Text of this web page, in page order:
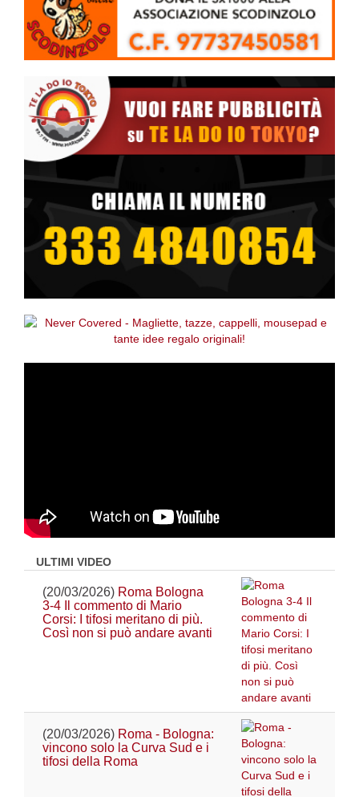
ULTIMI VIDEO
(20/03/2026) Roma Bologna
3-4 Il commento di Mario
Corsi: I tifosi meritano di più.
Così non si può andare avanti
(20/03/2026) Roma - Bologna:
vincono solo la Curva Sud e i
tifosi della Roma